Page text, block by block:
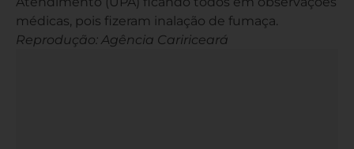
médicas, pois fizeram inalação de fumaça.
Reprodução: Agência Caririceará